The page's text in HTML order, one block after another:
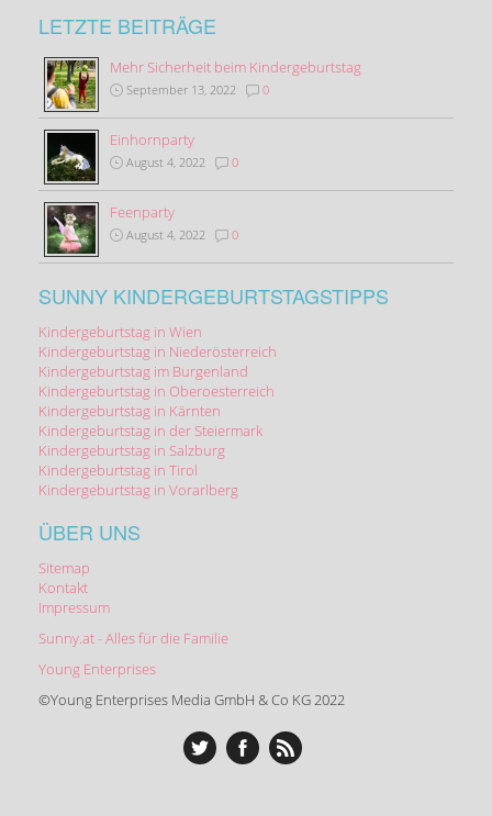
LETZTE BEITRÄGE
Mehr Sicherheit beim Kindergeburtstag
September 13, 2022 0
Einhornparty
August 4, 2022 0
Feenparty
August 4, 2022 0
SUNNY KINDERGEBURTSTAGSTIPPS
Kindergeburtstag in Wien
Kindergeburtstag in Niederösterreich
Kindergeburtstag im Burgenland
Kindergeburtstag in Oberoesterreich
Kindergeburtstag in Kärnten
Kindergeburtstag in der Steiermark
Kindergeburtstag in Salzburg
Kindergeburtstag in Tirol
Kindergeburtstag in Vorarlberg
ÜBER UNS
Sitemap
Kontakt
Impressum
Sunny.at - Alles für die Familie
Young Enterprises
©Young Enterprises Media GmbH & Co KG 2022